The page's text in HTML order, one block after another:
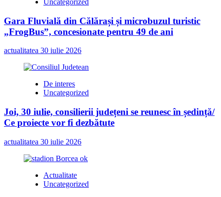
Gara Fluvială din Călărași și microbuzul turistic
„FrogBus”, concesionate pentru 49 de ani
actualitatea 30 iulie 2026
De interes
Uncategorized
Joi, 30 iulie, consilierii județeni se reunesc în ședință/
Ce proiecte vor fi dezbătute
actualitatea 30 iulie 2026
Actualitate
Uncategorized